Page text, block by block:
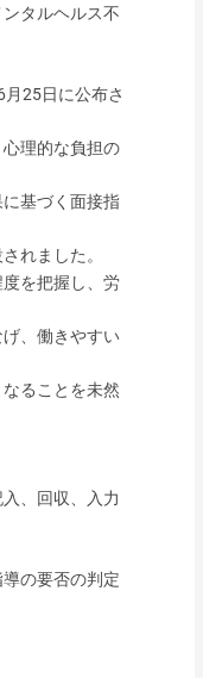
タルヘルス不
25日に公布さ
理的な負担の
基づく面接指
れました。
を把握し、労
、働きやすい
ることを未然
、回収、入力
の要否の判定